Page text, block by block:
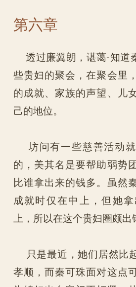
第六章
透过廉翼朗，谌蔼-知道
些贵妇的聚会，在聚会里
的成就、家族的声望、儿
己的地位。
坊问有一些慈善活动
的，美其名是要帮助弱势
比谁拿出来的钱多。虽然
成就时仅在中上，但她
上，所以在这个贵妇圈颇出
只是最近，她们居然比
孝顺，而秦可珠面对这点